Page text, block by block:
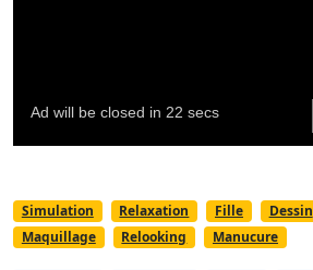
Simulation Relaxation Fille Dessin
Maquillage
Relooking Manucure